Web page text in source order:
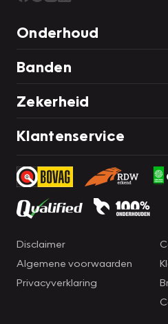
Onderhoud
Banden
Zekerheid
Klantenservice
Disclaimer
Algemene voorwaarden
Privacyverklaring